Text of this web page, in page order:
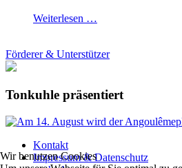
Weiterlesen …
Förderer & Unterstützer
Tonkuhle präsentiert
Kontakt
Impressum & Datenschutz
Wir benutzen Cookies